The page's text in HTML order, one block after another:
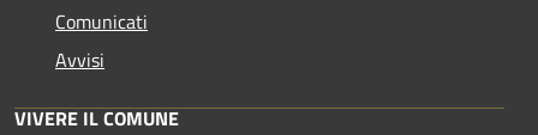
Comunicati
Avvisi
VIVERE IL COMUNE